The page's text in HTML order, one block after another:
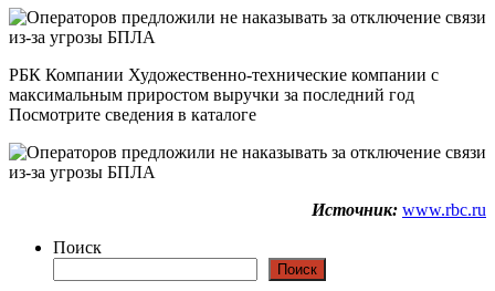
РБК Компании Художественно-технические компании с
максимальным приростом выручки за последний год
Посмотрите сведения в каталоге
Источник: www.rbc.ru
Поиск
Поиск